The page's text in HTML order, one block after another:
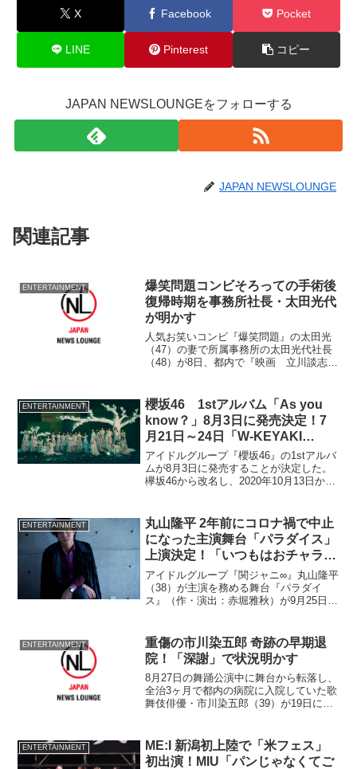
X Facebook Pocket
LINE Pinterest コピー
JAPAN NEWSLOUNGEをフォローする
JAPAN NEWSLOUNGE
関連記事
ENTERTAINMENT
爆笑問題コンビそろっての手術後
復帰時期を事務所社長・太田光代
が明かす
人気お笑いコンビ『爆笑問題』の太田光
（47）の妻で所属事務所の太田光代社長
（48）が8日、都内で『映画 立川談志』
田中裕二（47）はへんとう腺の
ENTERTAINMENT
櫻坂46 1stアルバム「As you
know？」8月3日に発売決定！7
月21日～24日「W-KEYAKI
FES.2022」に2日目と4日目に出
演
アイドルグループ『櫻坂46』の1stアルバ
ムが8月3日に発売することが決定した。
欅坂46から改名し、2020年10月13日から
ENTERTAINMENT
丸山隆平 2年前にコロナ禍で中止
になった主演舞台「パラダイス」
上演決定！「いつもはおチャラけ
ているアイドルが、どう立ちまわ
るのか」
アイドルグループ『関ジャニ∞』丸山隆平
（38）が主演を務める舞台『パラダイ
ス』（作・演出：赤堀雅秋）が9月25日～
Bunkamuraシアターコクーンで上演され
ることが...
ENTERTAINMENT
重傷の市川染五郎 奇跡の早期退
院！「深謝」で状況明かす
8月27日の舞踊公演中に舞台から転落し、
全治3ヶ月で都内の病院に入院していた歌
舞伎俳優・市川染五郎（39）が19日に退
いたが、治療後の経過が順調なため、通
院治療に切り替...
ENTERTAINMENT
ME:I 新潟初上陸で「米フェス」
初出演！MIU「パンじゃなくてご